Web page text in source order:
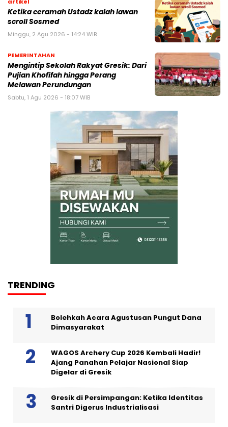
Ketika ceramah Ustadz kalah lawan
scroll Sosmed
Minggu, 2 Agu 2026 - 14:24 WIB
PEMERINTAHAN
Mengintip Sekolah Rakyat Gresik: Dari
Pujian Khofifah hingga Perang
Melawan Perundungan
Sabtu, 1 Agu 2026 - 18:07 WIB
TRENDING
Bolehkah Acara Agustusan Pungut Dana
Dimasyarakat
WAGOS Archery Cup 2026 Kembali Hadir!
Ajang Panahan Pelajar Nasional Siap
Digelar di Gresik
Gresik di Persimpangan: Ketika Identitas
Santri Digerus Industrialisasi